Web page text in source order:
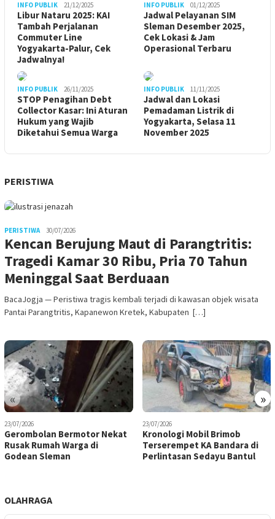
INFO PUBLIK 21/12/2025
Libur Nataru 2025: KAI
Tambah Perjalanan
Commuter Line
Yogyakarta-Palur, Cek
Jadwalnya!
INFO PUBLIK 01/12/2025
Jadwal Pelayanan SIM
Sleman Desember 2025,
Cek Lokasi & Jam
Operasional Terbaru
INFO PUBLIK 26/11/2025
STOP Penagihan Debt
Collector Kasar: Ini Aturan
Hukum yang Wajib
Diketahui Semua Warga
INFO PUBLIK 11/11/2025
Jadwal dan Lokasi
Pemadaman Listrik di
Yogyakarta, Selasa 11
November 2025
PERISTIWA
PERISTIWA 30/07/2026
Kencan Berujung Maut di Parangtritis:
Tragedi Kamar 30 Ribu, Pria 70 Tahun
Meninggal Saat Berduaan
BacaJogja — Peristiwa tragis kembali terjadi di kawasan objek wisata
Pantai Parangtritis, Kapanewon Kretek, Kabupaten […]
« »
23/07/2026
Gerombolan Bermotor Nekat
Rusak Rumah Warga di
Godean Sleman
23/07/2026
Kronologi Mobil Brimob
Terserempet KA Bandara di
Perlintasan Sedayu Bantul
OLAHRAGA